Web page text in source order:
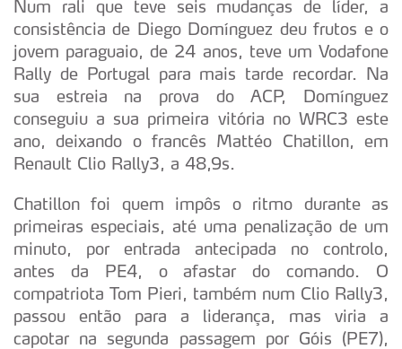
Num rali que teve seis mudanças de líder, a
consistência de Diego Domínguez deu frutos e o
jovem paraguaio, de 24 anos, teve um Vodafone
Rally de Portugal para mais tarde recordar. Na
sua estreia na prova do ACP, Domínguez
conseguiu a sua primeira vitória no WRC3 este
ano, deixando o francês Mattéo Chatillon, em
Renault Clio Rally3, a 48,9s.
Chatillon foi quem impôs o ritmo durante as
primeiras especiais, até uma penalização de um
minuto, por entrada antecipada no controlo,
antes da PE4, o afastar do comando. O
compatriota Tom Pieri, também num Clio Rally3,
passou então para a liderança, mas viria a
capotar na segunda passagem por Góis (PE7),